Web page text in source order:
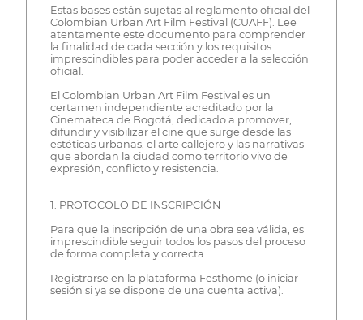
Estas bases están sujetas al reglamento oficial del
Colombian Urban Art Film Festival (CUAFF). Lee
atentamente este documento para comprender
la finalidad de cada sección y los requisitos
imprescindibles para poder acceder a la selección
oficial.
El Colombian Urban Art Film Festival es un
certamen independiente acreditado por la
Cinemateca de Bogotá, dedicado a promover,
difundir y visibilizar el cine que surge desde las
estéticas urbanas, el arte callejero y las narrativas
que abordan la ciudad como territorio vivo de
expresión, conflicto y resistencia.
1. PROTOCOLO DE INSCRIPCIÓN
Para que la inscripción de una obra sea válida, es
imprescindible seguir todos los pasos del proceso
de forma completa y correcta:
Registrarse en la plataforma Festhome (o iniciar
sesión si ya se dispone de una cuenta activa).